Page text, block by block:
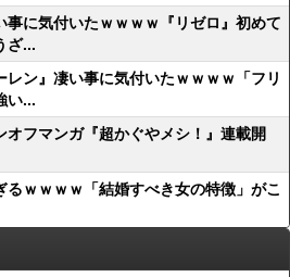
事に気付いたｗｗｗｗ『リゼロ』初めて
ざ...
レン』凄い事に気付いたｗｗｗｗ「フリ
い...
オフマンガ『超かぐやメシ！』連載開
るｗｗｗｗ「結婚すべき女の特徴」がこ